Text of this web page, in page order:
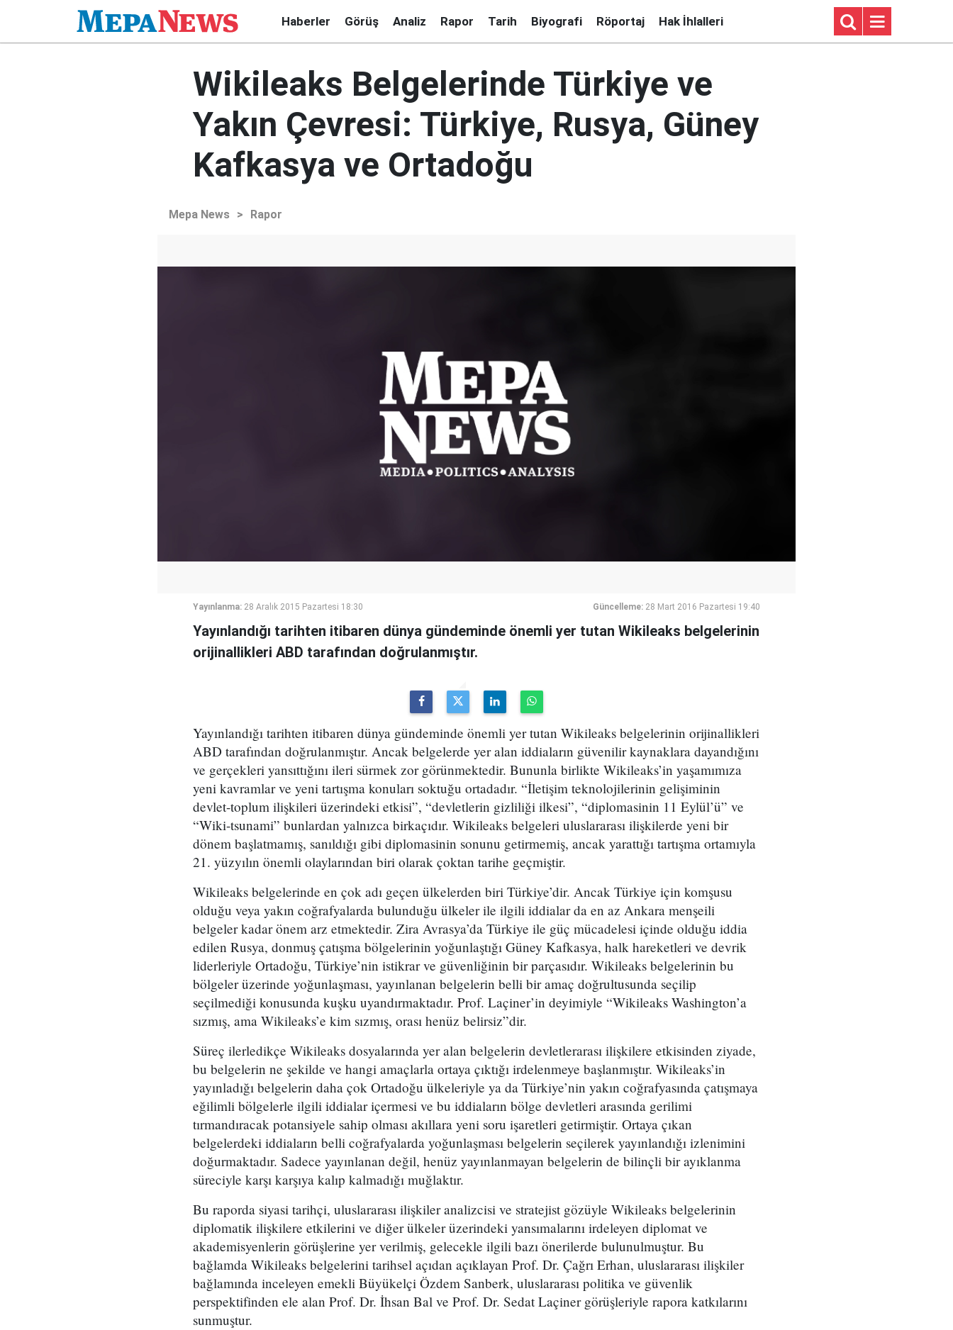
Haberler Görüş Analiz Rapor Tarih Biyografi Röportaj Hak İhlalleri
Wikileaks Belgelerinde Türkiye ve
Yakın Çevresi: Türkiye, Rusya, Güney
Kafkasya ve Ortadoğu
Mepa News > Rapor
Yayınlanma: 28 Aralık 2015 Pazartesi 18:30 Güncelleme: 28 Mart 2016 Pazartesi 19:40
Yayınlandığı tarihten itibaren dünya gündeminde önemli yer tutan Wikileaks belgelerinin
orijinallikleri ABD tarafından doğrulanmıştır.
Yayınlandığı tarihten itibaren dünya gündeminde önemli yer tutan Wikileaks belgelerinin orijinallikleri
ABD tarafından doğrulanmıştır. Ancak belgelerde yer alan iddiaların güvenilir kaynaklara dayandığını
ve gerçekleri yansıttığını ileri sürmek zor görünmektedir. Bununla birlikte Wikileaks’in yaşamımıza
yeni kavramlar ve yeni tartışma konuları soktuğu ortadadır. “İletişim teknolojilerinin gelişiminin
devlet-toplum ilişkileri üzerindeki etkisi”, “devletlerin gizliliği ilkesi”, “diplomasinin 11 Eylül’ü” ve
“Wiki-tsunami” bunlardan yalnızca birkaçıdır. Wikileaks belgeleri uluslararası ilişkilerde yeni bir
dönem başlatmamış, sanıldığı gibi diplomasinin sonunu getirmemiş, ancak yarattığı tartışma ortamıyla
21. yüzyılın önemli olaylarından biri olarak çoktan tarihe geçmiştir.
Wikileaks belgelerinde en çok adı geçen ülkelerden biri Türkiye’dir. Ancak Türkiye için komşusu
olduğu veya yakın coğrafyalarda bulunduğu ülkeler ile ilgili iddialar da en az Ankara menşeili
belgeler kadar önem arz etmektedir. Zira Avrasya’da Türkiye ile güç mücadelesi içinde olduğu iddia
edilen Rusya, donmuş çatışma bölgelerinin yoğunlaştığı Güney Kafkasya, halk hareketleri ve devrik
liderleriyle Ortadoğu, Türkiye’nin istikrar ve güvenliğinin bir parçasıdır. Wikileaks belgelerinin bu
bölgeler üzerinde yoğunlaşması, yayınlanan belgelerin belli bir amaç doğrultusunda seçilip
seçilmediği konusunda kuşku uyandırmaktadır. Prof. Laçiner’in deyimiyle “Wikileaks Washington’a
sızmış, ama Wikileaks’e kim sızmış, orası henüz belirsiz”dir.
Süreç ilerledikçe Wikileaks dosyalarında yer alan belgelerin devletlerarası ilişkilere etkisinden ziyade,
bu belgelerin ne şekilde ve hangi amaçlarla ortaya çıktığı irdelenmeye başlanmıştır. Wikileaks’in
yayınladığı belgelerin daha çok Ortadoğu ülkeleriyle ya da Türkiye’nin yakın coğrafyasında çatışmaya
eğilimli bölgelerle ilgili iddialar içermesi ve bu iddiaların bölge devletleri arasında gerilimi
tırmandıracak potansiyele sahip olması akıllara yeni soru işaretleri getirmiştir. Ortaya çıkan
belgelerdeki iddiaların belli coğrafyalarda yoğunlaşması belgelerin seçilerek yayınlandığı izlenimini
doğurmaktadır. Sadece yayınlanan değil, henüz yayınlanmayan belgelerin de bilinçli bir ayıklanma
süreciyle karşı karşıya kalıp kalmadığı muğlaktır.
Bu raporda siyasi tarihçi, uluslararası ilişkiler analizcisi ve stratejist gözüyle Wikileaks belgelerinin
diplomatik ilişkilere etkilerini ve diğer ülkeler üzerindeki yansımalarını irdeleyen diplomat ve
akademisyenlerin görüşlerine yer verilmiş, gelecekle ilgili bazı önerilerde bulunulmuştur. Bu
bağlamda Wikileaks belgelerini tarihsel açıdan açıklayan Prof. Dr. Çağrı Erhan, uluslararası ilişkiler
bağlamında inceleyen emekli Büyükelçi Özdem Sanberk, uluslararası politika ve güvenlik
perspektifinden ele alan Prof. Dr. İhsan Bal ve Prof. Dr. Sedat Laçiner görüşleriyle rapora katkılarını
sunmuştur.